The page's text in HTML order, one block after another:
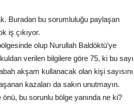
Buradan bu sorumluluğu paylaşan
iş çıkıyor.
olup Nurullah Baldöktü’ye
verilen bilgilere göre 75, ki bu sayı
akşam kullanacak olan kişi sayısını
kazaları da sakın unutmayın.
önü, bu sorunlu bölge yanında ne ki?